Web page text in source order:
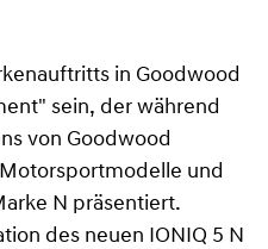
in Goodwood
sein, der während
von Goodwood
und
N präsentiert.
des neuen IONIQ 5 N